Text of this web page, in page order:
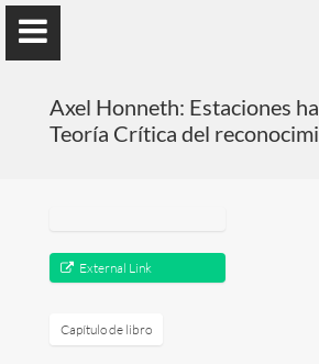
); ga('send', 'pageview');
Presentación
Axel Honneth: Estaciones
Teoría Crítica del
External Link
Capítulo de libro